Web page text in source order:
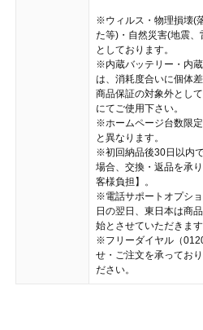
※ウィルス・物理損壊(
た等)・自然災害(地震
としております。
※内蔵バッテリー・内
は、消耗度合いに個体
商品保証の対象外とし
にてご使用下さい。
※ホームページ台数限
と異なります。
※初回納品後30日以内
場合、交換・返品を承
客様負担】。
※電話サポートオプシ
日の翌日、東日本は商
始とさせていただきます
※フリーダイヤル（
せ・ご注文を承ってお
ださい。